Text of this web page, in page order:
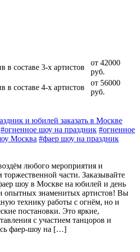
в составе 3-х артистов
от 42000
руб.
в составе 4-х артистов
от 56000
руб.
и юбилей заказать в Москве
#огненное шоу на праздник #огненное
Москва #фаер шоу на праздник
любого мероприятия и
части. Заказывайте
шоу в Москве на юбилей и день
опытных знаменитых артистов! Вы
технику работы с огнём, но и
постановки. Это яркие,
с участием танцоров и
фаер-шоу на […]